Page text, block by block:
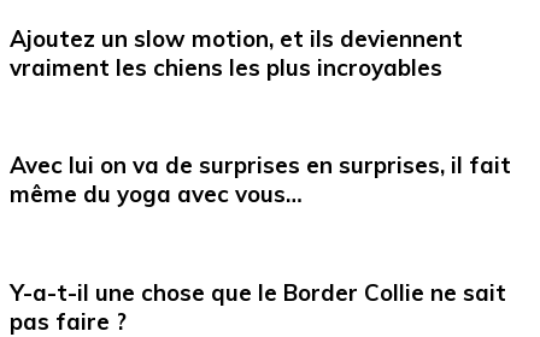
Ajoutez un slow motion, et ils deviennent
vraiment les chiens les plus incroyables
Avec lui on va de surprises en surprises, il fait
même du yoga avec vous…
Y-a-t-il une chose que le Border Collie ne sait
pas faire ?